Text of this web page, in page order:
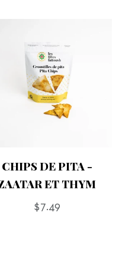
CHIPS DE PITA -
ET THYM
Prix
$7.49